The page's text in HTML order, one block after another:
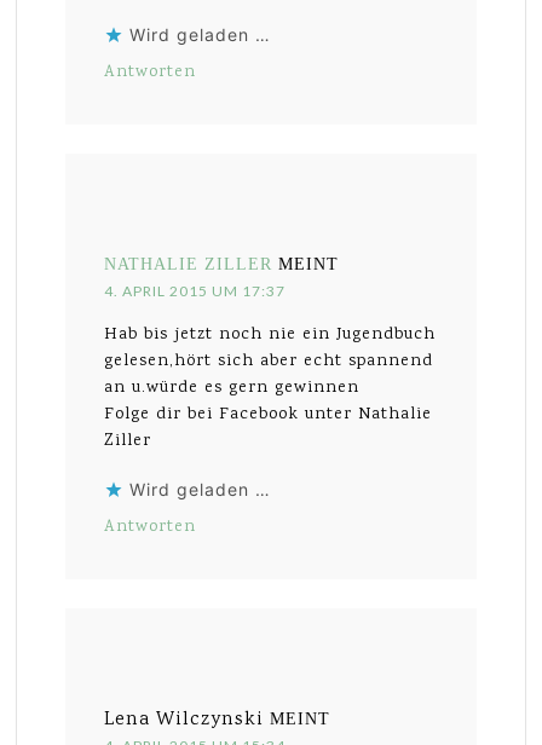
Wird geladen …
Antworten
NATHALIE ZILLER MEINT
4. APRIL 2015 UM 17:37
Hab bis jetzt noch nie ein Jugendbuch
gelesen,hört sich aber echt spannend
an u.würde es gern gewinnen
Folge dir bei Facebook unter Nathalie
Ziller
Wird geladen …
Antworten
Lena Wilczynski MEINT